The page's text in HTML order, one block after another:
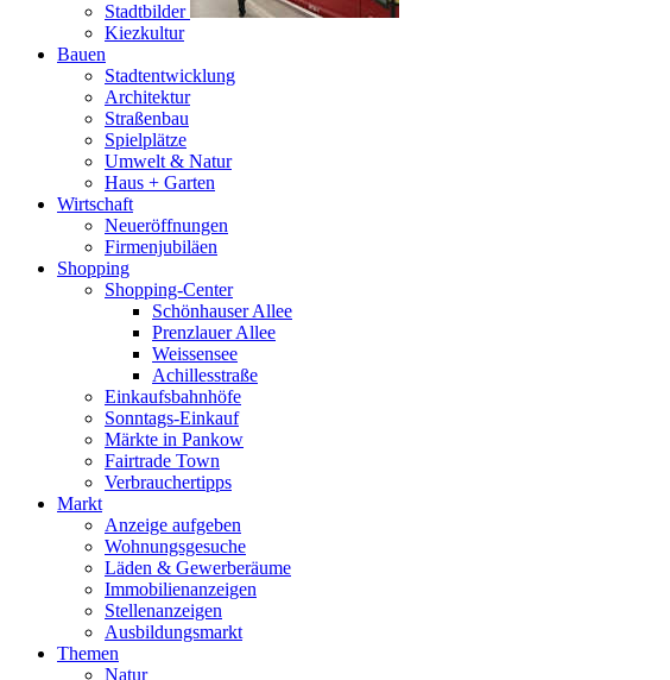
Stadtbilder
Kiezkultur
Bauen
Stadtentwicklung
Architektur
Straßenbau
Spielplätze
Umwelt & Natur
Haus + Garten
Wirtschaft
Neueröffnungen
Firmenjubiläen
Shopping
Shopping-Center
Schönhauser Allee
Prenzlauer Allee
Weissensee
Achillesstraße
Einkaufsbahnhöfe
Sonntags-Einkauf
Märkte in Pankow
Fairtrade Town
Verbrauchertipps
Markt
Anzeige aufgeben
Wohnungsgesuche
Läden & Gewerberäume
Immobilienanzeigen
Stellenanzeigen
Ausbildungsmarkt
Themen
Natur